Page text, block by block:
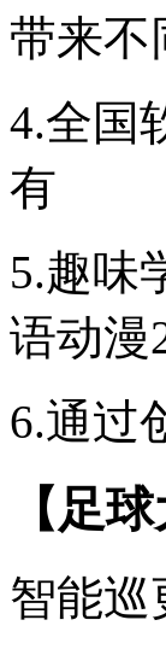
带来不
4.全国
有
5.趣味
语动漫
6.通过
【足
智能巡